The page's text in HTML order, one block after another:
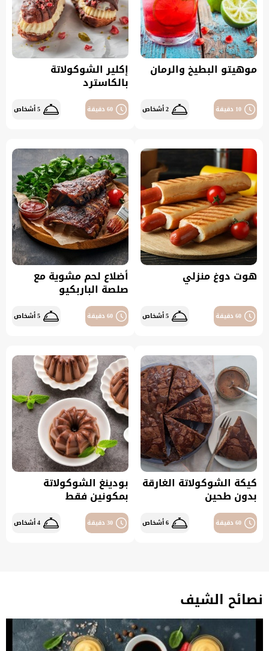
موهيتو البطيخ والرمان
10 دقيقة 2 أشخاص
إكلير الشوكولاتة
بالكاسترد
60 دقيقة 5 أشخاص
هوت دوغ منزلي
60 دقيقة 5 أشخاص
أضلاع لحم مشوية مع
صلصة الباربكيو
60 دقيقة 5 أشخاص
كيكة الشوكولاتة الغارقة
بدون طحين
60 دقيقة 6 أشخاص
بودينغ الشوكولاتة
بمكونين فقط
30 دقيقة 4 أشخاص
نصائح الشيف